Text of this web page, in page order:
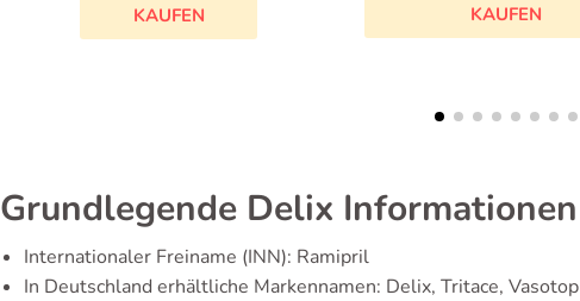
KAUFEN KAUFEN
Grundlegende Delix Informationen
Internationaler Freiname (INN): Ramipril
In Deutschland erhältliche Markennamen: Delix, Tritace, Vasotop